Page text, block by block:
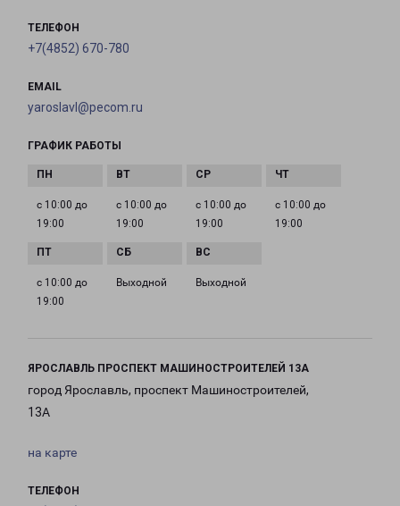
ТЕЛЕФОН
+7(4852) 670-780
EMAIL
yaroslavl@pecom.ru
ГРАФИК РАБОТЫ
с 10:00 до
19:00
с 10:00 до
19:00
с 10:00 до
19:00
с 10:00 до
19:00
с 10:00 до
19:00
Выходной Выходной
ЯРОСЛАВЛЬ ПРОСПЕКТ МАШИНОСТРОИТЕЛЕЙ 13А
город Ярославль, проспект Машиностроителей,
13А
на карте
ТЕЛЕФОН